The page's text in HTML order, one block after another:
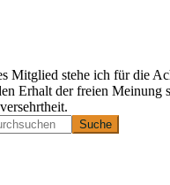
Mitglied stehe ich für die
Erhalt der freien Meinung